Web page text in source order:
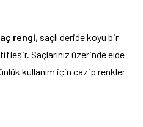
rengi, saçlı deride koyu bir
Saçlarınız üzerinde elde
kullanım için cazip renkler